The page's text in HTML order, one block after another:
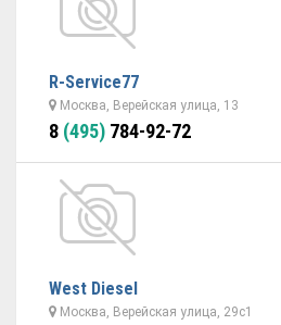
R-Service77
Москва, Верейская улица, 13
8 (495) 784-92-72
West Diesel
Москва, Верейская улица, 29с1